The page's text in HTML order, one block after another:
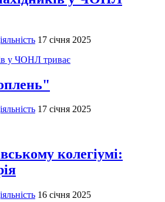
17 січня 2025
у ЧОНЛ триває
17 січня 2025
колегіумі:
16 січня 2025